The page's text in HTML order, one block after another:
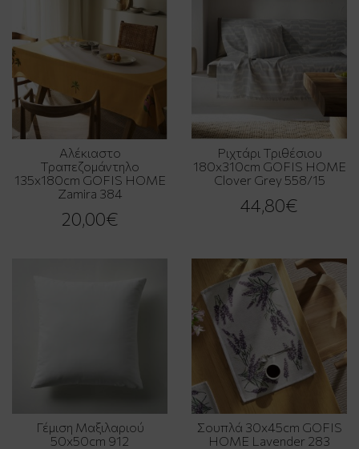
Αλέκιαστο
Τραπεζομάντηλο
135x180cm GOFIS HOME
Zamira 384
20,00€
Ριχτάρι Τριθέσιου
180x310cm GOFIS HOME
Clover Grey 558/15
44,80€
Γέμιση Μαξιλαριού
50x50cm 912
Σουπλά 30x45cm GOFIS
HOME Lavender 283